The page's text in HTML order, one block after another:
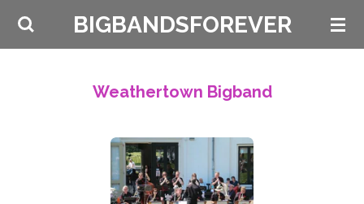
Ga
BIGBANDSFOREVER
Weathertown Bigband